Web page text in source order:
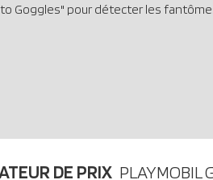
Goggles" pour détecter les
DE PRIX PLAYMOBIL